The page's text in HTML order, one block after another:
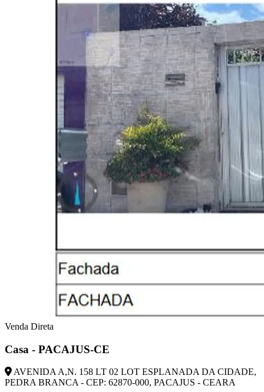
Venda Direta
Casa - PACAJUS-CE
AVENIDA A,N. 158 LT 02 LOT ESPLANADA DA CIDADE,
PEDRA BRANCA - CEP: 62870-000, PACAJUS - CEARA